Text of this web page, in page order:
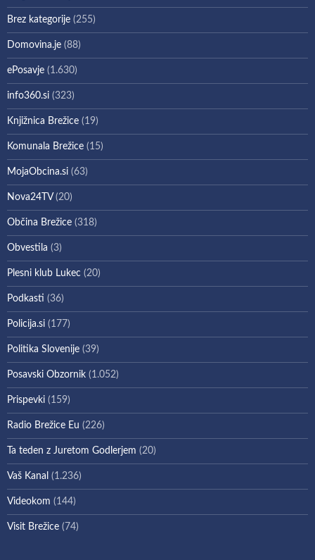
Brez kategorije (255)
Domovina.je (88)
ePosavje (1.630)
info360.si (323)
Knjižnica Brežice (19)
Komunala Brežice (15)
MojaObcina.si (63)
Nova24TV(20)
Občina Brežice (318)
Obvestila (3)
Plesni klub Lukec (20)
Podkasti (36)
Policija.si (177)
Politika Slovenije (39)
Posavski Obzornik (1.052)
Prispevki (159)
Radio Brežice Eu (226)
Ta teden z Juretom Godlerjem (20)
Vaš Kanal (1.236)
Videokom (144)
Visit Brežice (74)